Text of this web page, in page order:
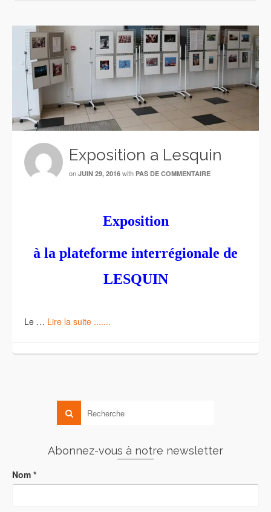
Exposition a Lesquin
on JUIN 29, 2016 with PAS DE COMMENTAIRE
Exposition
à la plateforme interrégionale de
LESQUIN
Le … Lire la suite .......
Abonnez-vous à notre newsletter
Nom *